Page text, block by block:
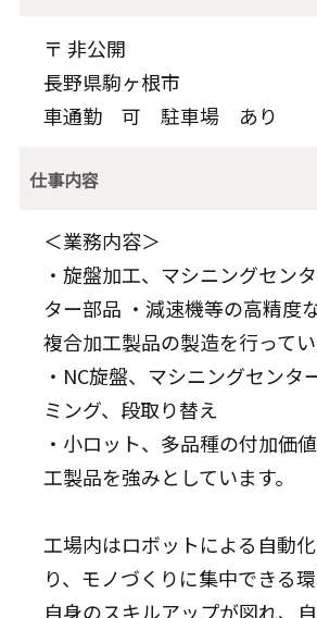
〒 非公開
長野県駒ヶ根市
車通勤 可 駐車場 あり
仕事内容
＜業務内容＞
・旋盤加工、マシニングセン
ター部品 ・減速機等の高精度
複合加工製品の製造を行って
・NC旋盤、マシニングセンタ
ミング、段取り替え
・小ロット、多品種の付加価
工製品を強みとしています。
工場内はロボットによる自動
り、モノづくりに集中できる環
自身のスキルアップが図れ、